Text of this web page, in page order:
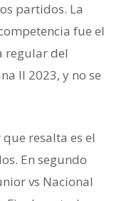
partidos. La
fue el
regular del
II 2023, y no se
resalta es el
En segundo
vs Nacional